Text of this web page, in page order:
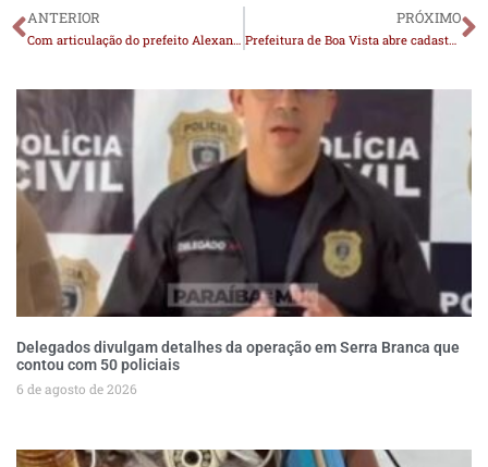
ANTERIOR
Com articulação do prefeito Alexandre Pereira, Serra Branca recebe carreta com atendimentos especializados de saúde
PRÓXIMO
Prefeitura de Boa Vista abre cadastro para castração gratuita de cães e gatos
Delegados divulgam detalhes da operação em Serra Branca que
contou com 50 policiais
6 de agosto de 2026